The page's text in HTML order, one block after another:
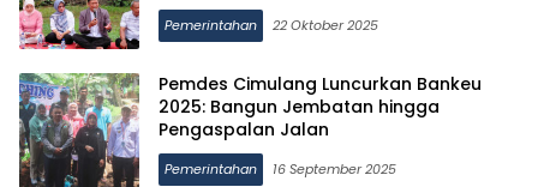
Pemerintahan 22 Oktober 2025
Pemdes Cimulang Luncurkan Bankeu
2025: Bangun Jembatan hingga
Pengaspalan Jalan
Pemerintahan 16 September 2025